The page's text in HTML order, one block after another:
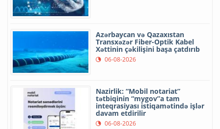
Azərbaycan və Qazaxıstan
Transxəzər Fiber-Optik Kabel
Xəttinin çəkilişini başa çatdırıb
06-08-2026
Nazirlik: “Mobil notariat”
tətbiqinin “mygov”a tam
inteqrasiyası istiqamətində işlər
davam etdirilir
06-08-2026